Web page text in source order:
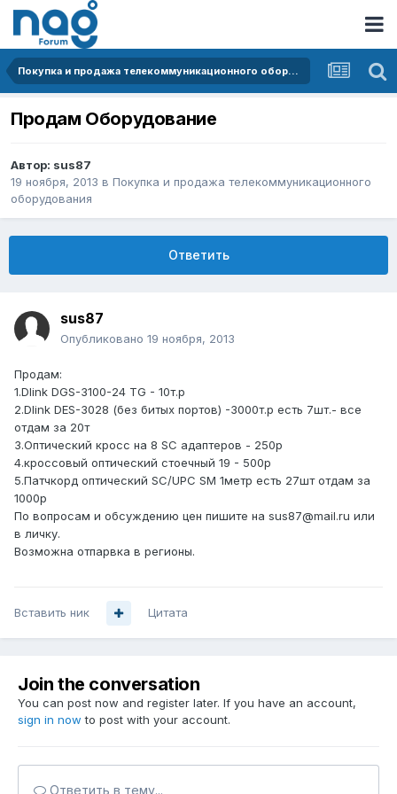
Покупка и продажа телекоммуникационного оборудования
Продам Оборудование
Автор: sus87
19 ноября, 2013 в Покупка и продажа телекоммуникационного
оборудования
Ответить
sus87
Опубликовано 19 ноября, 2013
Продам:
1.Dlink DGS-3100-24 TG - 10т.р
2.Dlink DES-3028 (без битых портов) -3000т.р есть 7шт.- все
отдам за 20т
3.Оптический кросс на 8 SC адаптеров - 250р
4.кроссовый оптический стоечный 19 - 500р
5.Патчкорд оптический SC/UPC SM 1метр есть 27шт отдам за
1000р
По вопросам и обсуждению цен пишите на sus87@mail.ru или
в личку.
Возможна отпарвка в регионы.
Вставить ник Цитата
Join the conversation
You can post now and register later. If you have an account,
sign in now to post with your account.
Ответить в тему...